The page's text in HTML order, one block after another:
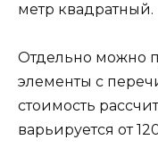
метр квадратный.
Отдельно можно
элементы с
стоимость
варьируется от